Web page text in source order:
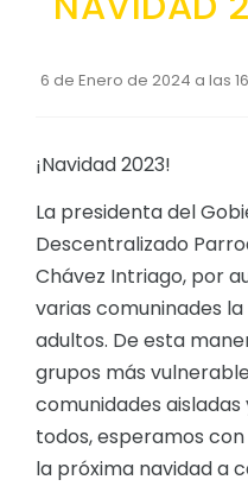
GESTIÓN
Plan Anual
Plan Operativo
Convenios
PRESUPUESTO:
Cédulas
Procesos de
Ejecución
Obras y proyectos
6 de Enero de 2024 a las
¡Navidad 2023!
La presidenta del
Descentralizado
Chávez Intriago, por
varias comuninades
adultos. De esta
grupos más
comunidades
todos, esperamos
la próxima navidad a